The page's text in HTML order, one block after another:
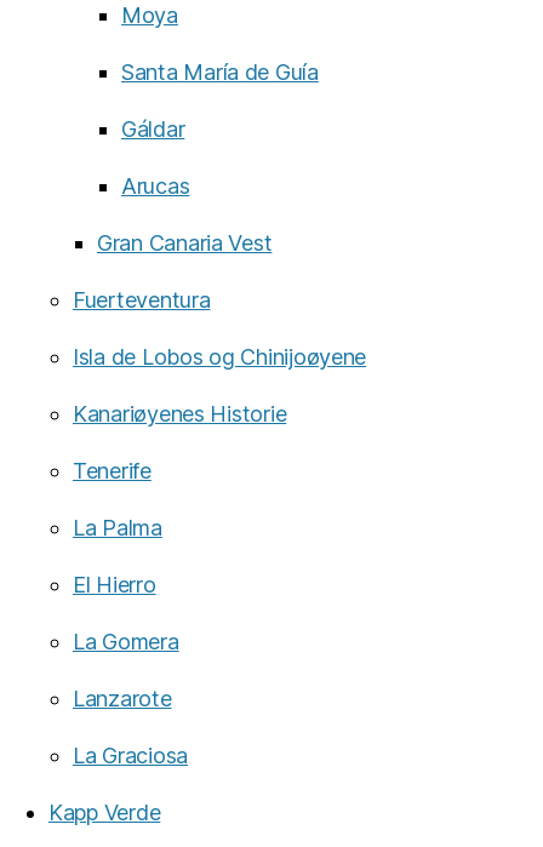
Moya
Santa María de Guía
Gáldar
Arucas
Gran Canaria Vest
Fuerteventura
Isla de Lobos og Chinijoøyene
Kanariøyenes Historie
Tenerife
La Palma
El Hierro
La Gomera
Lanzarote
La Graciosa
Kapp Verde